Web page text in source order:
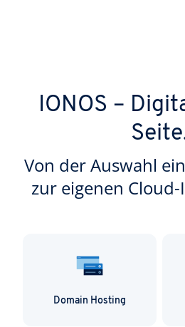
IONOS –
Von der Auswahl
zur eigenen
Domain Hosting